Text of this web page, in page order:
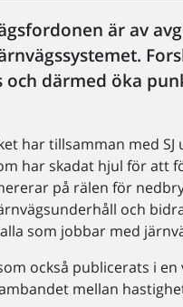
är av
därmed öka
har tillsamman med
har skadat hjul för att
på rälen för
och
som jobbar med
också publicerats i
mellan